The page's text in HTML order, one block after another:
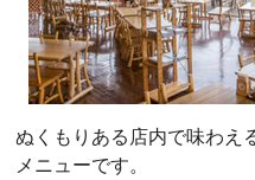
ぬくもりある店内で味わえ
メニューです。